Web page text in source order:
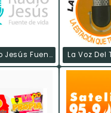
Radio Jesús Fuente De Vida La Voz Del